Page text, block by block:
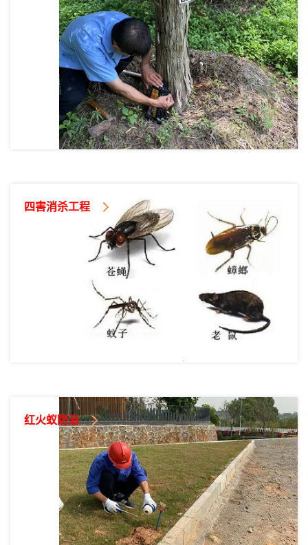
四害消杀工程
红火蚁防治